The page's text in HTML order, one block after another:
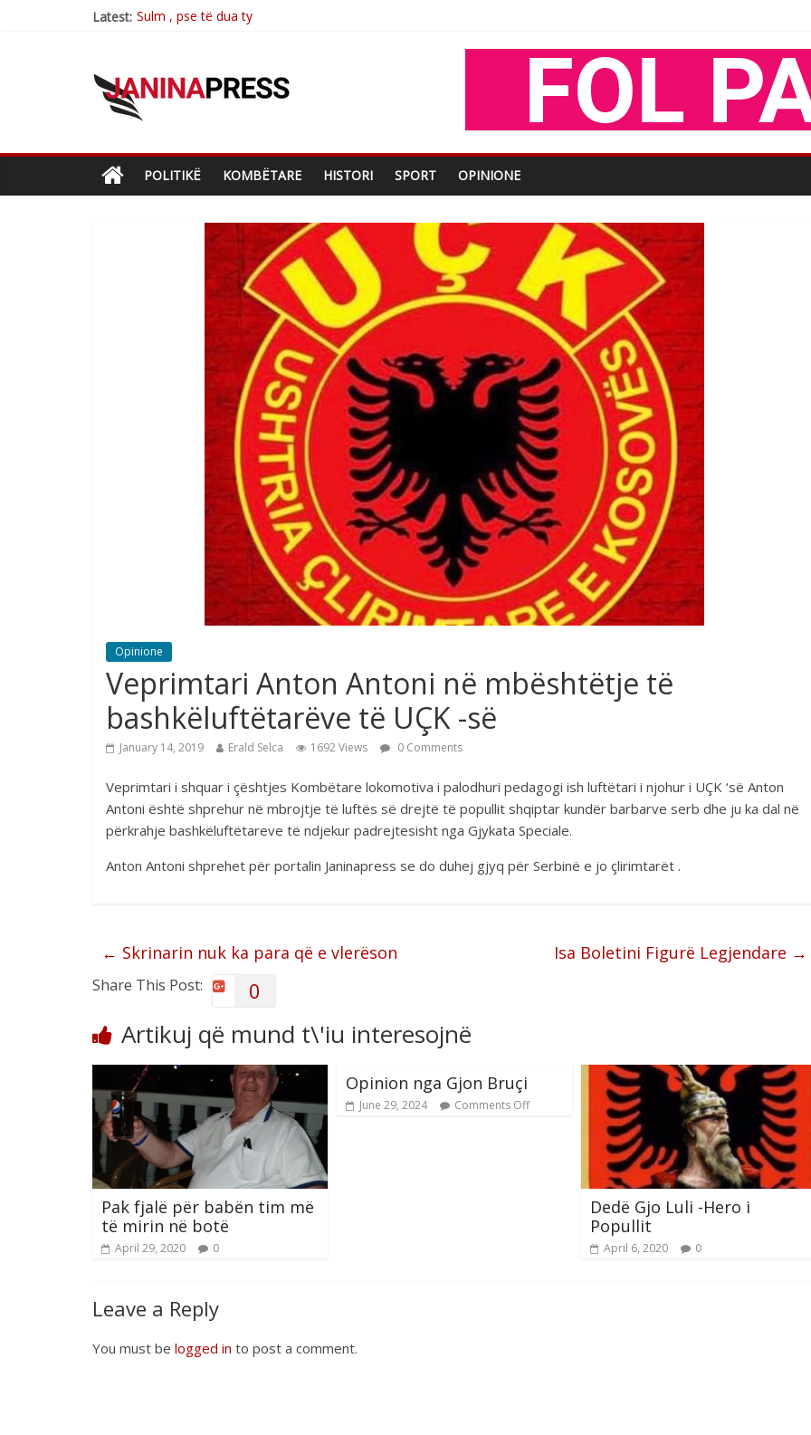
Latest: Postim me vlera nga artistja e mirëfilltë Mimoza Gjoni
Brahim Çekaj njē veprimtar i respektuar i çeshtjës kombëtare
POLITIKË KOMBËTARE HISTORI SPORT OPINIONE
Opinione
Veprimtari Anton Antoni në mbështëtje të
bashkëluftëtarëve të UÇK -së
January 14, 2019 Erald Selca 1692 Views 0 Comments
Veprimtari i shquar i çështjes Kombëtare lokomotiva i palodhuri pedagogi ish luftëtari i njohur i UÇK ‘së Anton
Antoni është shprehur në mbrojtje të luftës së drejtë të popullit shqiptar kundër barbarve serb dhe ju ka dal në
përkrahje bashkëluftëtareve të ndjekur padrejtesisht nga Gjykata Speciale.
Anton Antoni shprehet për portalin Janinapress se do duhej gjyq për Serbinë e jo çlirimtarët .
← Skrinarin nuk ka para që e vlerëson Isa Boletini Figurë Legjendare →
Share This Post: 0
Artikuj që mund t\'iu interesojnë
Pak fjalë për babën tim më
të mirin në botë
April 29, 2020 0
Opinion nga Gjon Bruçi
June 29, 2024 Comments Off
Dedë Gjo Luli -Hero i
Popullit
April 6, 2020 0
Leave a Reply
You must be logged in to post a comment.